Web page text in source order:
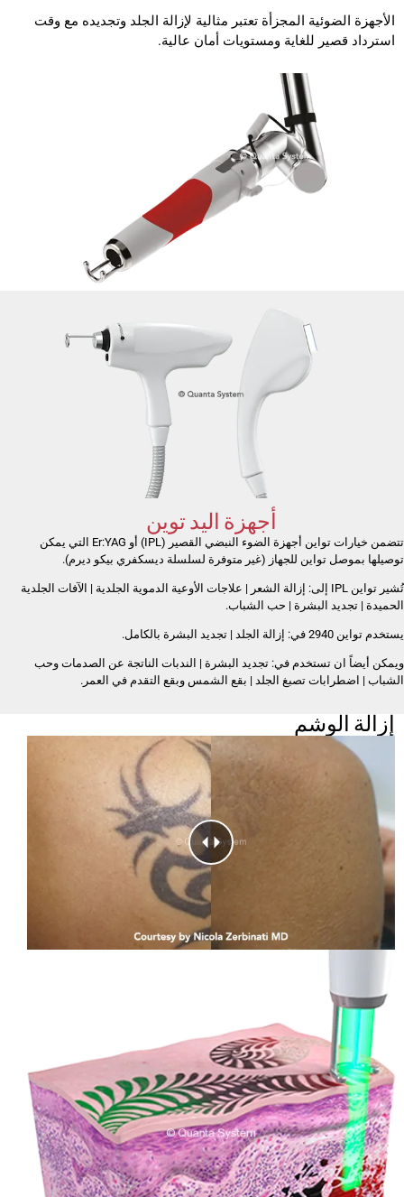
الأجهزة الضوئية المجزأة تعتبر مثالية لإزالة الجلد وتجديده مع وقت
استرداد قصير للغاية ومستويات أمان عالية.
أجهزة اليد توين
تتضمن خيارات تواين أجهزة الضوء النبضي القصير (IPL) أو Er:YAG التي يمكن
توصيلها بموصل تواين للجهاز (غير متوفرة لسلسلة ديسكفري بيكو ديرم).
تُشير تواين IPL إلى: إزالة الشعر | علاجات الأوعية الدموية الجلدية | الآفات الجلدية
الحميدة | تجديد البشرة | حب الشباب.
يستخدم تواين 2940 في: إزالة الجلد | تجديد البشرة بالكامل.
ويمكن أيضاً ان تستخدم في: تجديد البشرة | الندبات الناتجة عن الصدمات وحب
الشباب | اضطرابات تصبغ الجلد | بقع الشمس وبقع التقدم في العمر.
إزالة الوشم